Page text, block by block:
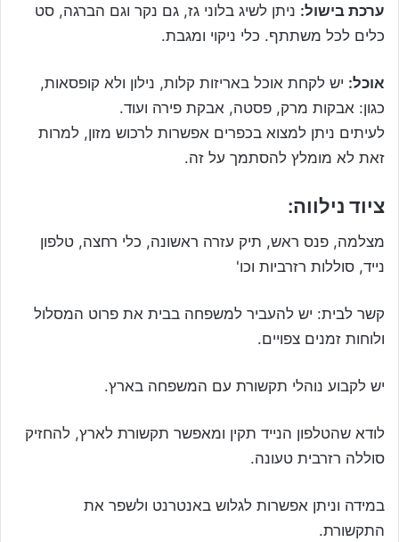
ערכת בישול: ניתן לשיג בלוני גז, גם נקר וגם הברגה, סט
כלים לכל משתתף. כלי ניקוי ומגבת.
אוכל: יש לקחת אוכל באריזות קלות, נילון ולא קופסאות,
כגון: אבקות מרק, פסטה, אבקת פירה ועוד.
לעיתים ניתן למצוא בכפרים אפשרות לרכוש מזון, למרות
זאת לא מומלץ להסתמך על זה.
ציוד נילווה:
מצלמה, פנס ראש, תיק עזרה ראשונה, כלי רחצה, טלפון
נייד, סוללות רזרביות וכו'
קשר לבית: יש להעביר למשפחה בבית את פרוט המסלול
ולוחות זמנים צפויים.
יש לקבוע נוהלי תקשורת עם המשפחה בארץ.
לודא שהטלפון הנייד תקין ומאפשר תקשורת לארץ, להחזיק
סוללה רזרבית טעונה.
במידה וניתן אפשרות לגלוש באנטרנט ולשפר את
התקשורת.